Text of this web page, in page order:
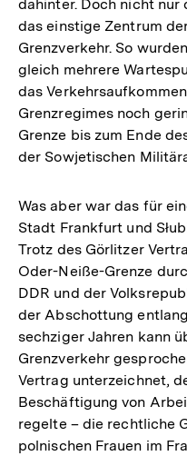
dahinter. Doch nicht nur
das einstige Zentrum
Grenzverkehr. So
gleich mehrere
das
Grenzregimes noch
Grenze bis zum Ende
der Sowjetischen
Was aber war das für
Stadt Frankfurt und
Trotz des Görlitzer
Oder-Neiße-Grenze
DDR und der
der Abschottung
sechziger Jahren kann
Grenzverkehr
Vertrag unterzeichnet,
Beschäftigung von
regelte – die rechtliche
polnischen Frauen im